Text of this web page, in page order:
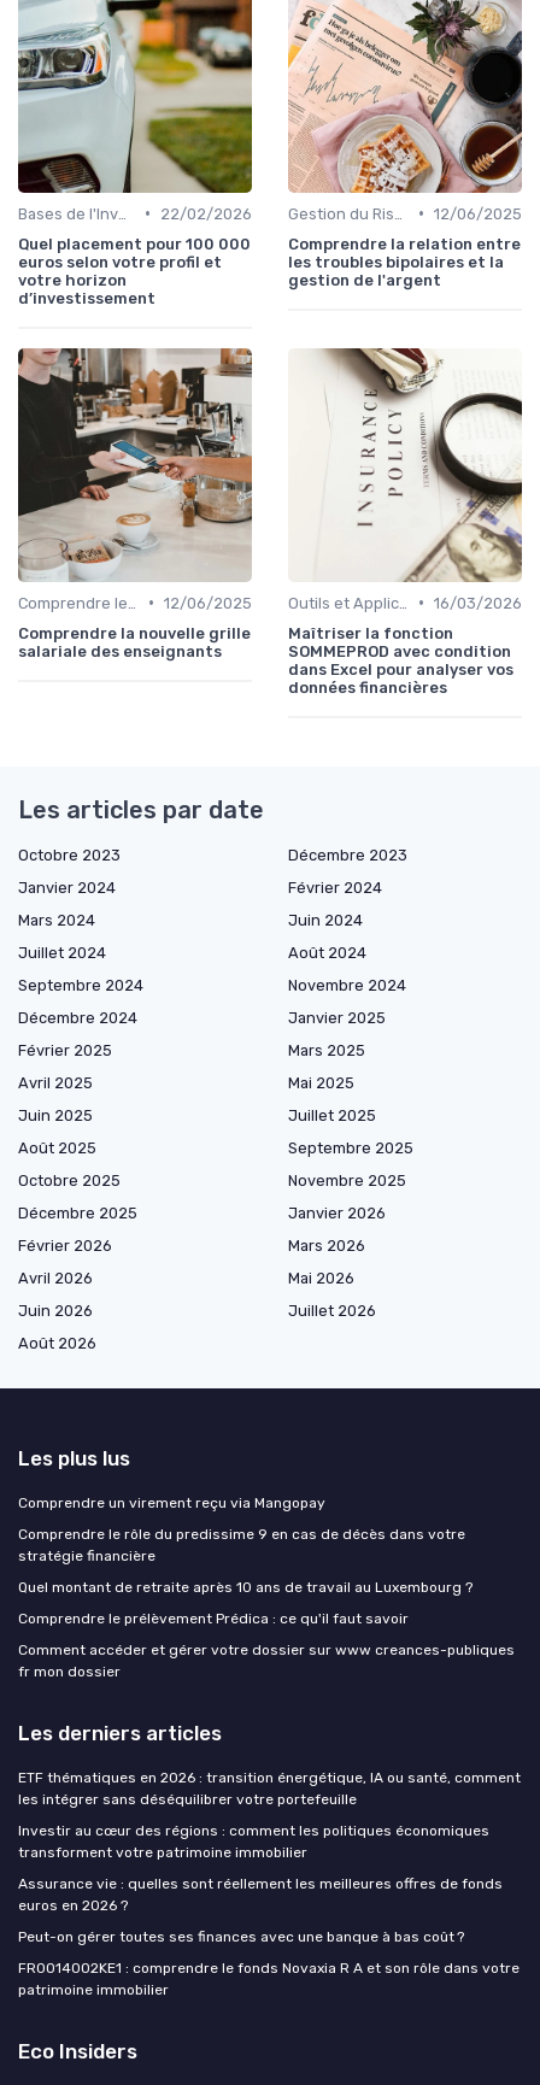
•
22/02/2026
Quel placement pour 100 000
euros selon votre profil et
votre horizon
d’investissement
• 12/06/2025
Comprendre la relation entre
les troubles bipolaires et la
gestion de l'argent
• 12/06/2025
Comprendre la nouvelle grille
salariale des enseignants
• 16/03/2026
Maîtriser la fonction
SOMMEPROD avec condition
dans Excel pour analyser vos
données financières
Les articles par date
Octobre 2023
Décembre 2023
Janvier 2024
Février 2024
Mars 2024
Juin 2024
Juillet 2024
Août 2024
Septembre 2024
Novembre 2024
Décembre 2024
Janvier 2025
Février 2025
Mars 2025
Avril 2025
Mai 2025
Juin 2025
Juillet 2025
Août 2025
Septembre 2025
Octobre 2025
Novembre 2025
Décembre 2025
Janvier 2026
Février 2026
Mars 2026
Avril 2026
Mai 2026
Juin 2026
Juillet 2026
Août 2026
Les plus lus
Comprendre un virement reçu via Mangopay
Comprendre le rôle du predissime 9 en cas de décès dans votre
stratégie financière
Quel montant de retraite après 10 ans de travail au Luxembourg ?
Comprendre le prélèvement Prédica : ce qu'il faut savoir
Comment accéder et gérer votre dossier sur www creances-publiques
fr mon dossier
Les derniers articles
ETF thématiques en 2026 : transition énergétique, IA ou santé, comment
les intégrer sans déséquilibrer votre portefeuille
Investir au cœur des régions : comment les politiques économiques
transforment votre patrimoine immobilier
Assurance vie : quelles sont réellement les meilleures offres de fonds
euros en 2026 ?
Peut-on gérer toutes ses finances avec une banque à bas coût ?
FR0014002KE1 : comprendre le fonds Novaxia R A et son rôle dans votre
patrimoine immobilier
Eco Insiders